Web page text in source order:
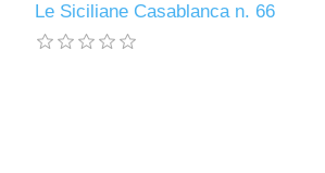
Le Siciliane Casablanca n. 66